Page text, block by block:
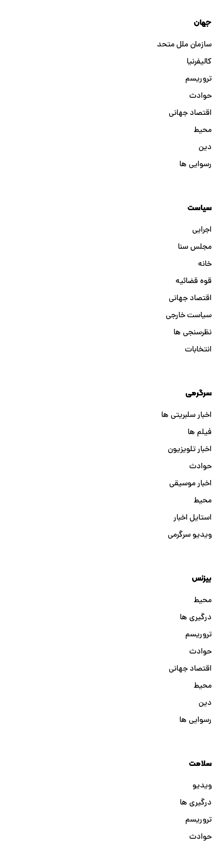
جهان
سازمان ملل متحد
کالیفرنیا
تروریسم
حوادث
اقتصاد جهانی
محیط
دین
رسوایی ها
سیاست
اجرایی
مجلس سنا
خانه
قوه قضائیه
اقتصاد جهانی
سیاست خارجی
نظرسنجی ها
انتخابات
سرگرمی
اخبار سلبریتی ها
فیلم ها
اخبار تلویزیون
حوادث
اخبار موسیقی
محیط
استایل اخبار
ویدیو سرگرمی
بیزنس
محیط
درگیری ها
تروریسم
حوادث
اقتصاد جهانی
محیط
دین
رسوایی ها
سلامت
ویدیو
درگیری ها
تروریسم
حوادث